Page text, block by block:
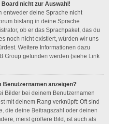
nicht zur Auswahl!
entweder deine Sprache nicht
bislang in deine Sprache
ob er das Sprachpaket, das du
noch nicht existiert, würden wir uns
Weitere Informationen dazu
Group gefunden werden (siehe Link
Benutzernamen anzeigen?
Bilder bei deinem Benutzernamen
mit deinem Rang verknüpft: Oft sind
die deine Beitragszahl oder deinen
meist größere Bild, ist auch als